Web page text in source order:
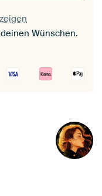
Wünschen.